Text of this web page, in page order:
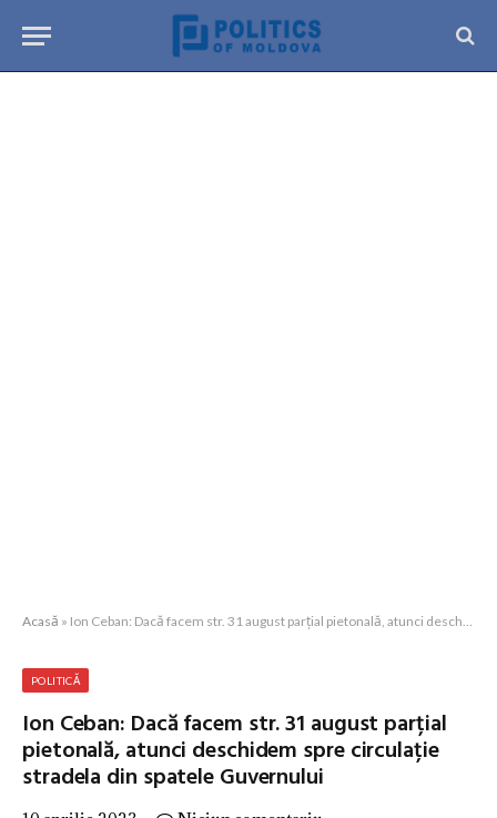
Acasă » Ion Ceban: Dacă facem str. 31 august parțial pietonală, atunci deschidem spre circulație stradela din spatele Guvernului
POLITICĂ
Ion Ceban: Dacă facem str. 31 august parțial
pietonală, atunci deschidem spre circulație
stradela din spatele Guvernului